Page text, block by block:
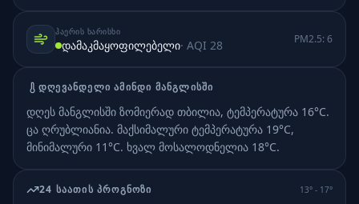
ᲰᲐᲔᲠᲘᲡ ᲮᲐᲠᲘᲡᲮᲘ
დამაკმაყოფილებელი· AQI 28 PM2.5: 6
ᲓᲦᲔᲕᲐᲜᲓᲔᲚᲘ ᲐᲛᲘᲜᲓᲘ ᲛᲐᲜᲒᲚᲘᲡᲨᲘ
დღეს მანგლისში ზომიერად თბილია, ტემპერატურა 16°C.
ცა ღრუბლიანია. მაქსიმალური ტემპერატურა 19°C,
მინიმალური 11°C. ხვალ მოსალოდნელია 18°C.
24 ᲡᲐᲐᲗᲘᲡ ᲞᲠᲝᲒᲜᲝᲖᲘ 13° - 17°